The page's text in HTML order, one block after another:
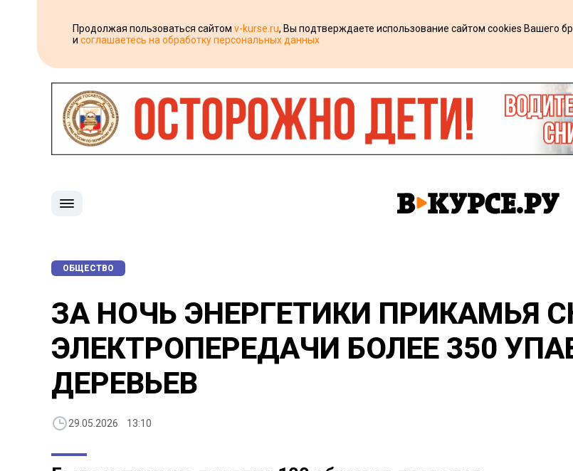
Продолжая пользоваться сайтом v-kurse.ru, Вы подтверждаете использование сайтом cookies Вашего
и соглашаетесь на обработку персональных данных
ОБЩЕСТВО
ЗА НОЧЬ ЭНЕРГЕТИКИ ПРИКАМЬЯ
ЭЛЕКТРОПЕРЕДАЧИ БОЛЕЕ 350
ДЕРЕВЬЕВ
29.05.2026 13:10